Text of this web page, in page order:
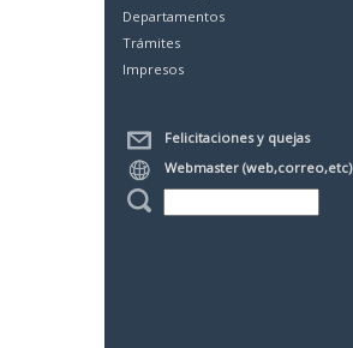
Departamentos
Trámites
Impresos
Felicitaciones y quejas
Webmaster (web,correo,etc)